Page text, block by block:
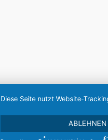
Diese Seite nutzt Website-
ABLEHNEN